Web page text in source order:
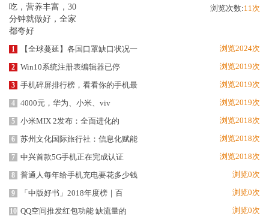
浏览次数:11次
1 【全球蔓延】各国口罩缺口状况一 浏览2024次
2 Win10系统注册表编辑器已停 浏览2019次
3 手机碎屏排行榜，看看你的手机最 浏览2019次
4 4000元，华为、小米、viv 浏览2019次
5 小米MIX 2发布：全面进化的 浏览2018次
6 苏州文化国际旅行社：信息化赋能 浏览2018次
7 中兴首款5G手机正在完成认证 浏览2018次
8 普通人每年给手机充电要花多少钱 浏览0次
9 「中版好书」2018年度榜｜百 浏览0次
10 QQ空间推发红包功能 缺流量的 浏览0次